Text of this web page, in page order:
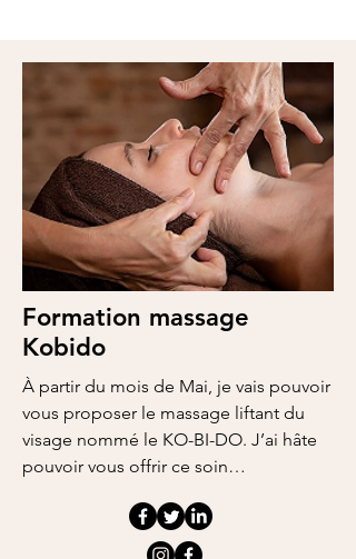
Formation massage
Kobido
À partir du mois de Mai, je vais pouvoir
vous proposer le massage liftant du
visage nommé le KO-BI-DO. J’ai hâte
pouvoir vous offrir ce soin…